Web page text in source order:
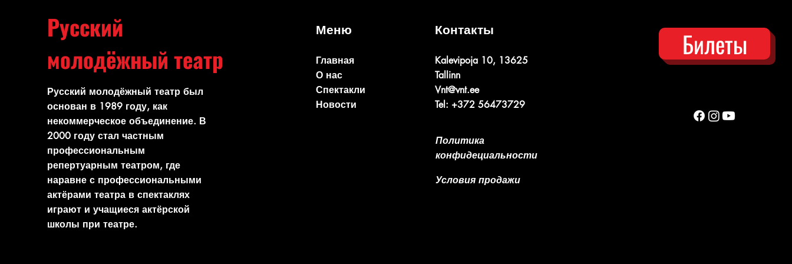
Русский
молодёжный театр
Русский молодёжный театр был
основан в 1989 году, как
некоммерческое объединение. В
2000 году стал частным
профессиональным
репертуарным театром, где
наравне с профессиональными
актёрами театра в спектаклях
играют и учащиеся актёрской
школы при театре.
Меню
Главная
О нас
Спектакли
Новости
Контакты
Kalevipoja 10, 13625
Tallinn
Vnt@vnt.ee
Tel: +372 56473729
Политика
конфидециальности
Условия продажи
Билеты